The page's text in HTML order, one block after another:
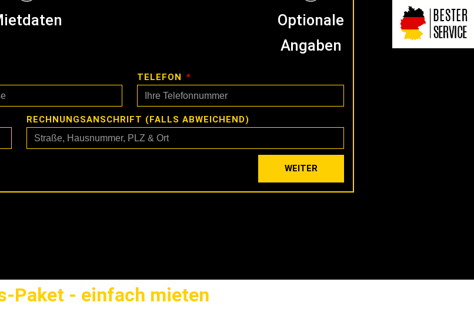
Optionale
Angaben
TELEFON
RECHNUNGSANSCHRIFT (FALLS ABWEICHEND)
WEITER
Paket - einfach mieten